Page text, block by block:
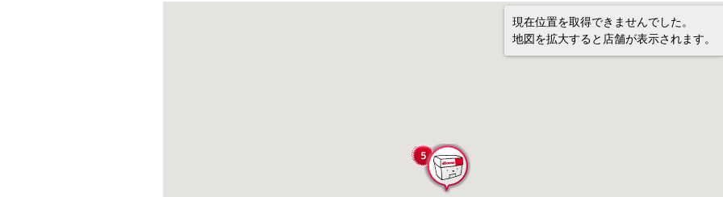
現在位置を取得できませんでした。
地図を拡大すると店舗が表示されます。